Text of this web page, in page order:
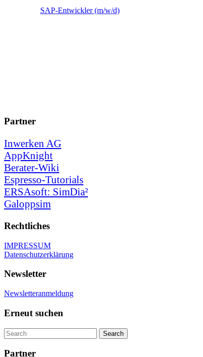
SAP-Entwickler (m/w/d)
Partner
Inwerken AG
AppKnight
Berater-Wiki
Espresso-Tutorials
ERSAsoft: SimDia²
Galoppsim
Rechtliches
IMPRESSUM
Datenschutzerklärung
Newsletter
Newsletteranmeldung
Erneut suchen
Partner